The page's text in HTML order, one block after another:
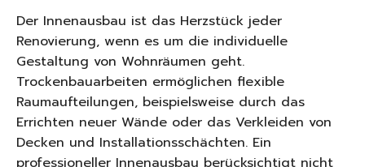
Der Innenausbau ist das Herzstück jeder
Renovierung, wenn es um die individuelle
Gestaltung von Wohnräumen geht.
Trockenbauarbeiten ermöglichen flexible
Raumaufteilungen, beispielsweise durch das
Errichten neuer Wände oder das Verkleiden von
Decken und Installationsschächten. Ein
professioneller Innenausbau berücksichtigt nicht